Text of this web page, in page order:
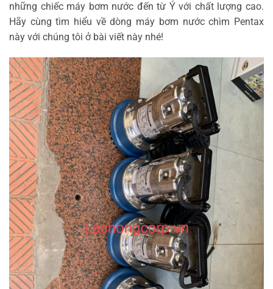
những chiếc máy bơm nước đến từ Ý với chất lượng cao.
Hãy cùng tìm hiểu về dòng máy bơm nước chìm Pentax
này với chúng tôi ở bài viết này nhé!